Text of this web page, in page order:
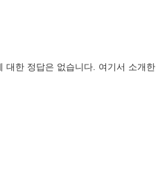
한 정답은 없습니다. 여기서 소